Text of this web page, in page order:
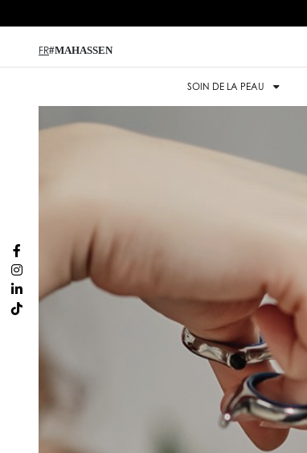
FR#MAHASSEN
SOIN DE LA PEAU